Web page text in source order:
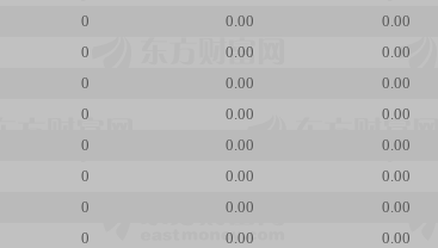
0 0.00 0.00
0 0.00 0.00
0 0.00 0.00
0 0.00 0.00
0 0.00 0.00
0 0.00 0.00
0 0.00 0.00
0 0.00 0.00